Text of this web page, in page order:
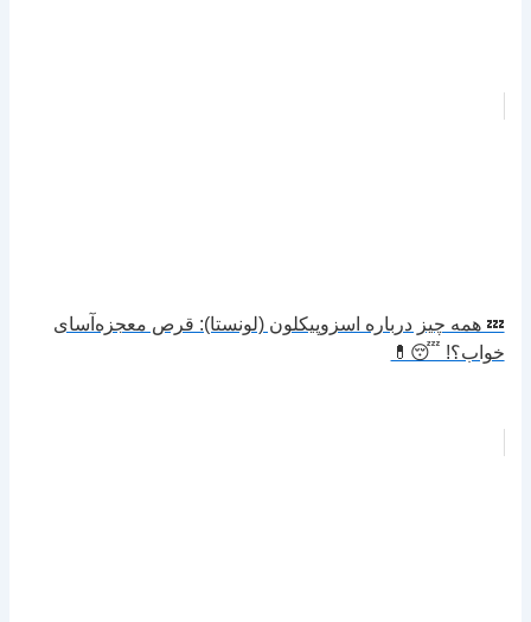
💤 همه چیز درباره اسزوپیکلون (لونستا): قرص معجزه‌آسای
خواب؟! 😴💊